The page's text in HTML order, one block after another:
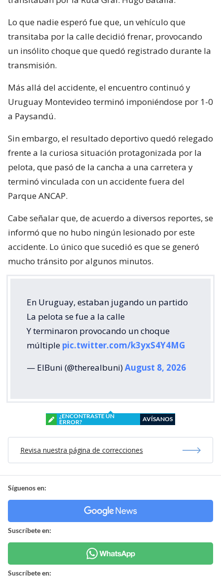
Lo que nadie esperó fue que, un vehículo que
transitaba por la calle decidió frenar, provocando
un insólito choque que quedó registrado durante la
transmisión.
Más allá del accidente, el encuentro continuó y
Uruguay Montevideo terminó imponiéndose por 1-0
a Paysandú.
Sin embargo, el resultado deportivo quedó relegado
frente a la curiosa situación protagonizada por la
pelota, que pasó de la cancha a una carretera y
terminó vinculada con un accidente fuera del
Parque ANCAP.
Cabe señalar que, de acuerdo a diversos reportes, se
informó que no hubo ningún lesionado por este
accidente. Lo único que sucedió es que se generó
mucho tránsito por algunos minutos.
En Uruguay, estaban jugando un partido
La pelota se fue a la calle
Y terminaron provocando un choque
múltiple pic.twitter.com/k3yxS4Y4MG
— ElBuni (@therealbuni)August 8, 2026
¿ENCONTRASTE UN
ERROR?
AVÍSANOS
Revisa nuestra página de correcciones
Síguenos en:
Suscríbete en:
Suscríbete en: